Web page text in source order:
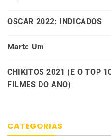
OSCAR 2022: INDICADOS
Marte Um
CHIKITOS 2021 (E O TOP
FILMES DO ANO)
CATEGORIAS